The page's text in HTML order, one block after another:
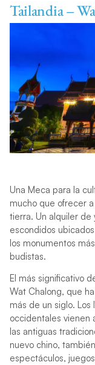
Tailandia –
Una Meca para la
mucho que ofrecer
tierra. Un alquiler de
escondidos
los monumentos
budistas.
El más significativo
Wat Chalong, que
más de un siglo.
occidentales vienen
las antiguas
nuevo chino,
espectáculos,